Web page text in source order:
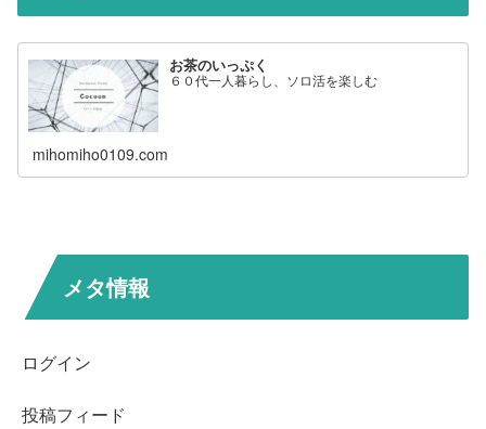
お茶のいっぷく
６０代一人暮らし、ソロ活を楽しむ
mihomiho0109.com
メタ情報
ログイン
投稿フィード